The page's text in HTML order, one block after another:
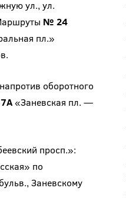
ул., ул.
№ 24
пл.»
оборотного
«Заневская пл. —
просп.»:
по
Заневскому